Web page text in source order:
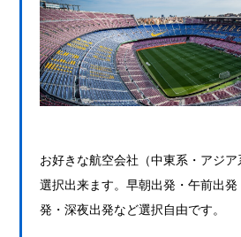
お好きな航空会社（中東系・アジ
選択出来ます。早朝出発・午前出発
発・深夜出発など選択自由です。